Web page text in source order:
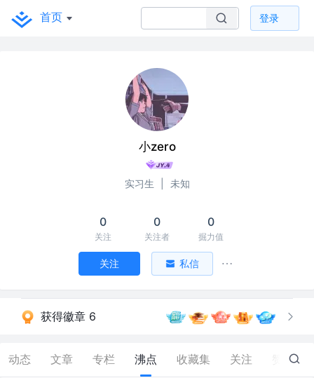
首页 登录
小zero
实习生 未知
0
关注
0
关注者
0
掘力值
关注 私信
获得徽章 6
动态 文章 专栏 沸点 收藏集 关注 19